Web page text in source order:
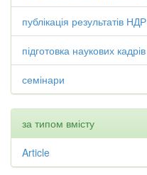
публікація результатів НДР
підготовка наукових кадрів
семінари
за типом вмісту
Article